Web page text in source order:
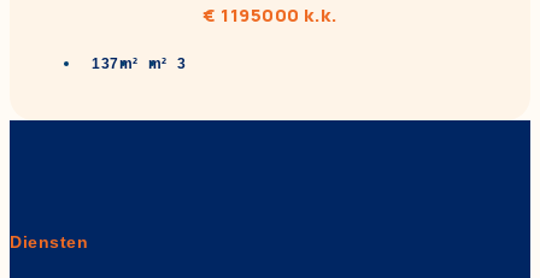
€ 1195000 k.k.
137m² m² 3
Diensten